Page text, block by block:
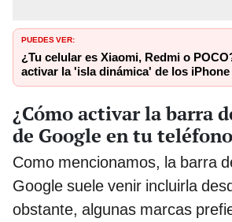
PUEDES VER:
¿Tu celular es Xiaomi, Redmi o
activar la 'isla dinámica' de los iPhone
¿Cómo activar la barra
de Google en tu
Como mencionamos, la barra
Google suele venir incluirla
obstante, algunas marcas